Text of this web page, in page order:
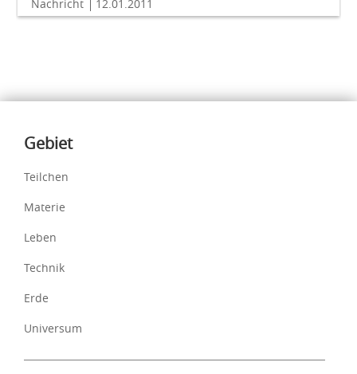
Nachricht 12.01.2011
Inhalte
Gebiet
Teilchen
Materie
Leben
Technik
Erde
Universum